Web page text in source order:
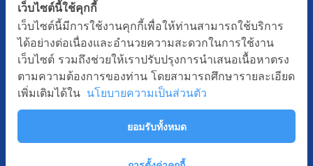
Fax :02 123 1200
CALL CENTER :02 123 1234
email :info@etda.or.th
Follows
Copyright © 2020, All right reserved.ETDA | Electronic Transactions
Development Agency
Sitemap
เว็บไซต์นี้ใช้คุกกี้
เว็บไซต์นี้มีการใช้งานคุกกี้เพื่อให้ท่านสามารถใช้บริการ
ได้อย่างต่อเนื่องและอำนวยความสะดวกในการใช้งาน
เว็บไซต์ รวมถึงช่วยให้เราปรับปรุงการนำเสนอเนื้อหาตรง
ตามความต้องการของท่าน โดยสามารถศึกษารายละเอียด
เพิ่มเติมได้ใน นโยบายความเป็นส่วนตัว
ยอมรับทั้งหมด